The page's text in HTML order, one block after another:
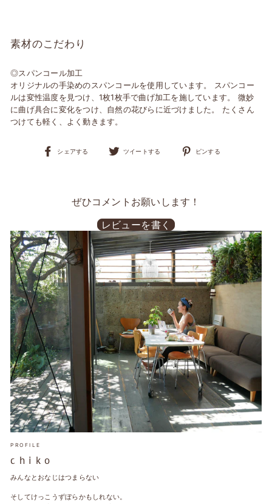
素材のこだわり
◎スパンコール加工
オリジナルの手染めのスパンコールを使用しています。 スパンコー
ルは変性温度を見つけ、1枚1枚手で曲げ加工を施しています。 微妙
に曲げ具合に変化をつけ、自然の花びらに近づけました。 たくさん
つけても軽く、よく動きます。
シェアする
Facebook
す
ツイートする
Twitter
ト
す
る
ピンする
ぜひコメントお願いします！
レビューを書く
PROFILE
c h i k o
みんなとおなじはつまらない
そしてけっこうずぼらかもしれない。